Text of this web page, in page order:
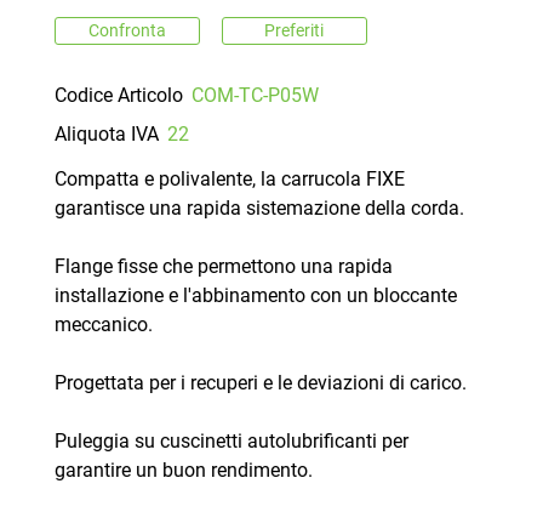
Confronta Preferiti
Codice Articolo COM-TC-P05W
Aliquota IVA 22
Compatta e polivalente, la carrucola FIXE
garantisce una rapida sistemazione della corda.
Flange fisse che permettono una rapida
installazione e l'abbinamento con un bloccante
meccanico.
Progettata per i recuperi e le deviazioni di carico.
Puleggia su cuscinetti autolubrificanti per
garantire un buon rendimento.